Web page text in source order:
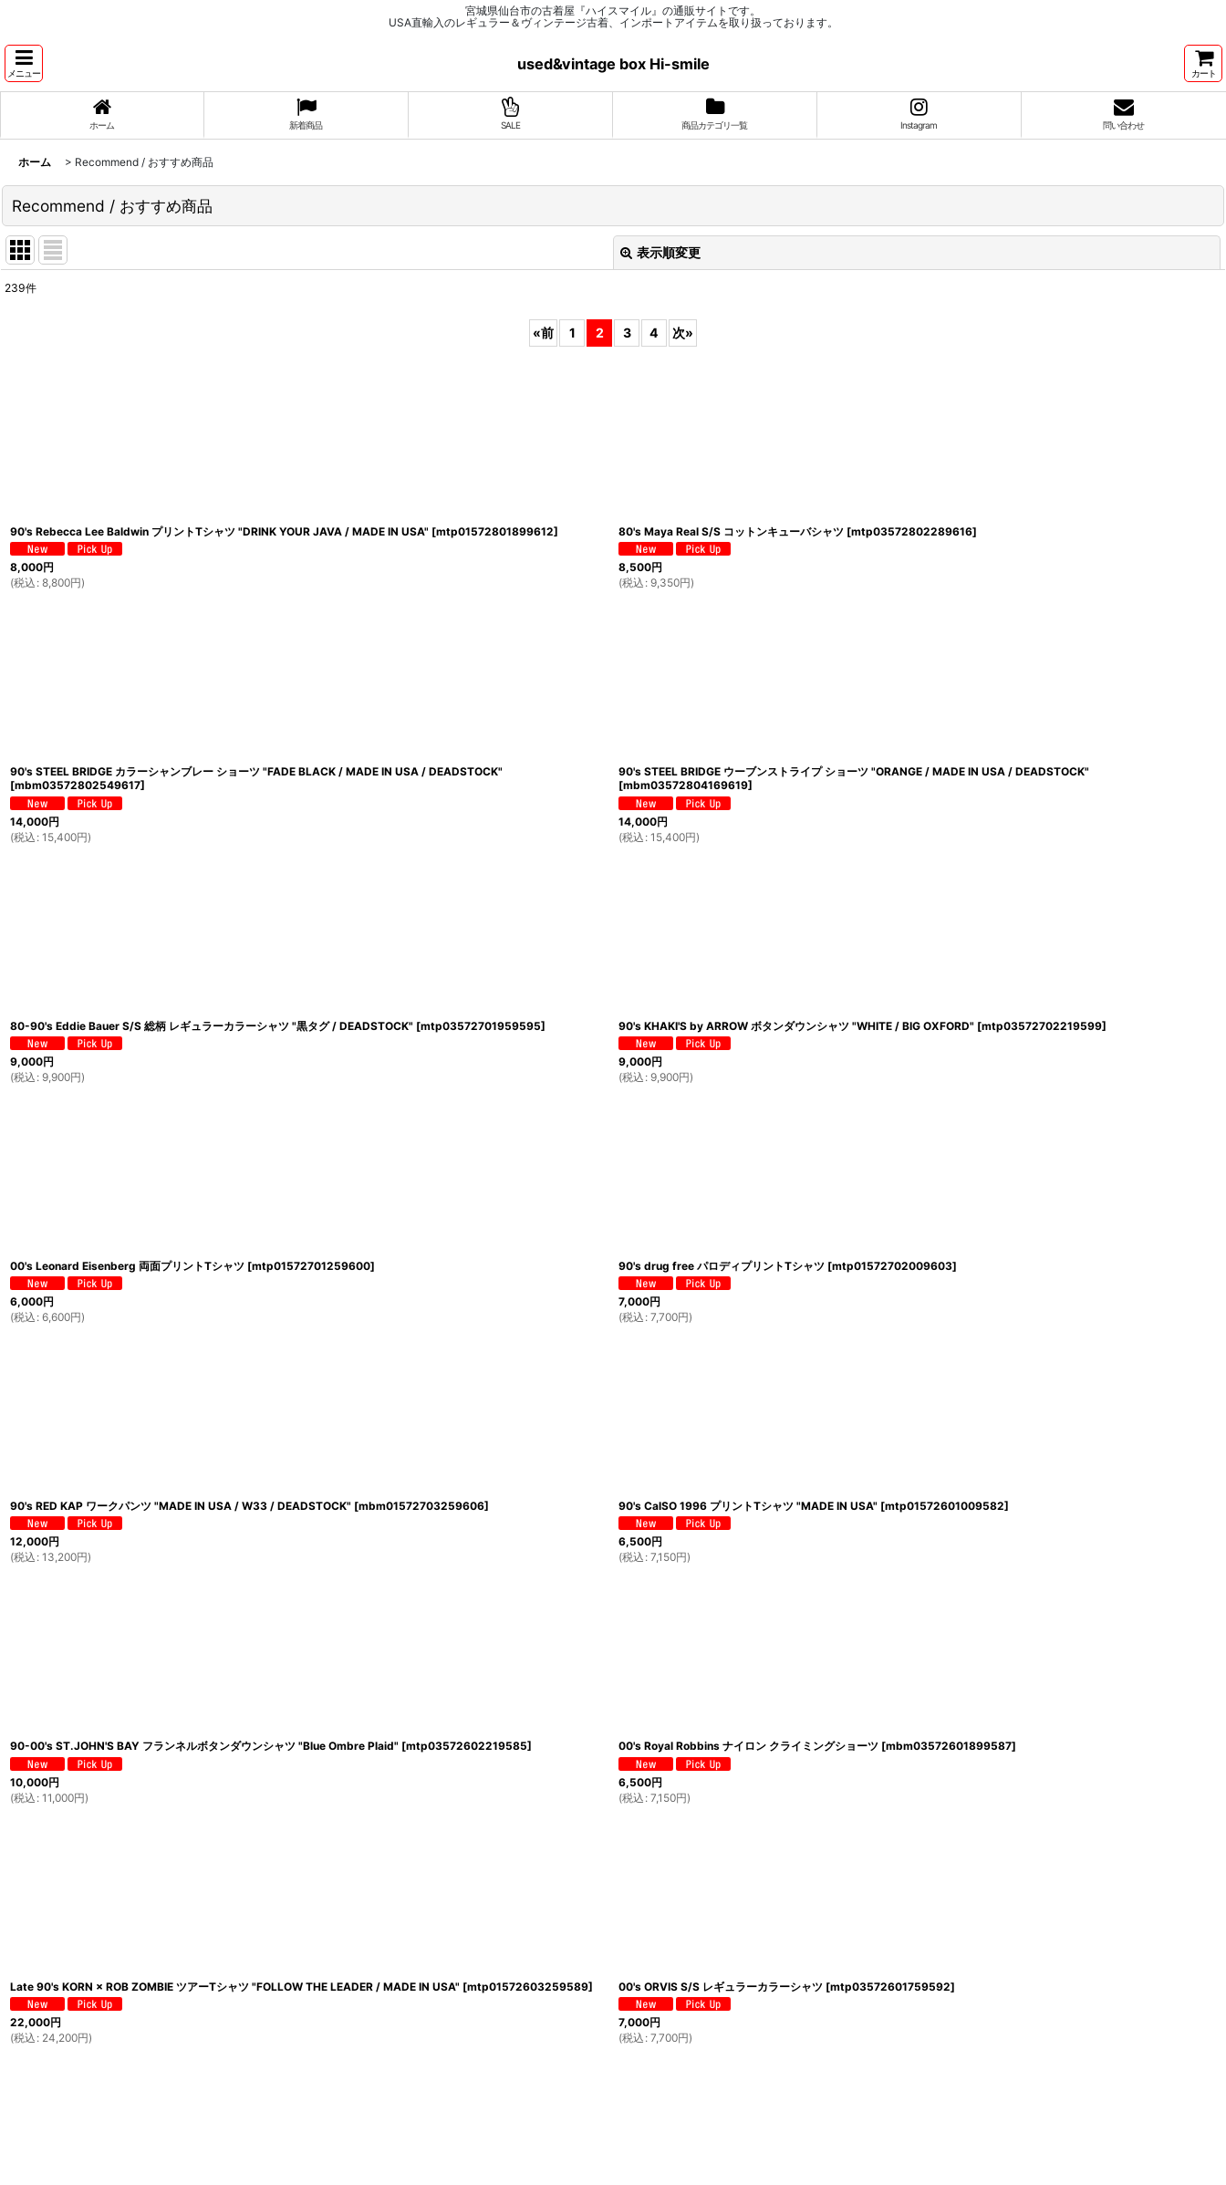
宮城県仙台市の古着屋『ハイスマイル』の通販サイトです。
USA直輸入のレギュラー＆ヴィンテージ古着、インポートアイテムを取り扱っております。
メニュー
used&vintage box Hi-smile
カート
ホーム 新着商品 SALE 商品カテゴリ一覧 Instagram 問い合わせ
ホーム > Recommend / おすすめ商品
Recommend / おすすめ商品
表示順変更
239件
«前 1 2 3 4 次»
90's Rebecca Lee Baldwin プリントTシャツ "DRINK YOUR JAVA / MADE IN USA" [mtp01572801899612]
8,000円
(税込 : 8,800円)
80's Maya Real S/S コットンキューバシャツ [mtp03572802289616]
8,500円
(税込 : 9,350円)
90's STEEL BRIDGE カラーシャンブレー ショーツ "FADE BLACK / MADE IN USA / DEADSTOCK"
[mbm03572802549617]
14,000円
(税込 : 15,400円)
90's STEEL BRIDGE ウーブンストライプ ショーツ "ORANGE / MADE IN USA / DEADSTOCK"
[mbm03572804169619]
14,000円
(税込 : 15,400円)
80-90's Eddie Bauer S/S 総柄 レギュラーカラーシャツ "黒タグ / DEADSTOCK" [mtp03572701959595]
9,000円
(税込 : 9,900円)
90's KHAKI'S by ARROW ボタンダウンシャツ "WHITE / BIG OXFORD" [mtp03572702219599]
9,000円
(税込 : 9,900円)
00's Leonard Eisenberg 両面プリントTシャツ [mtp01572701259600]
6,000円
(税込 : 6,600円)
90's drug free パロディプリントTシャツ [mtp01572702009603]
7,000円
(税込 : 7,700円)
90's RED KAP ワークパンツ "MADE IN USA / W33 / DEADSTOCK" [mbm01572703259606]
12,000円
(税込 : 13,200円)
90's CalSO 1996 プリントTシャツ "MADE IN USA" [mtp01572601009582]
6,500円
(税込 : 7,150円)
90-00's ST.JOHN'S BAY フランネルボタンダウンシャツ "Blue Ombre Plaid" [mtp03572602219585]
10,000円
(税込 : 11,000円)
00's Royal Robbins ナイロン クライミングショーツ [mbm03572601899587]
6,500円
(税込 : 7,150円)
Late 90's KORN × ROB ZOMBIE ツアーTシャツ "FOLLOW THE LEADER / MADE IN USA" [mtp01572603259589]
22,000円
(税込 : 24,200円)
00's ORVIS S/S レギュラーカラーシャツ [mtp03572601759592]
7,000円
(税込 : 7,700円)